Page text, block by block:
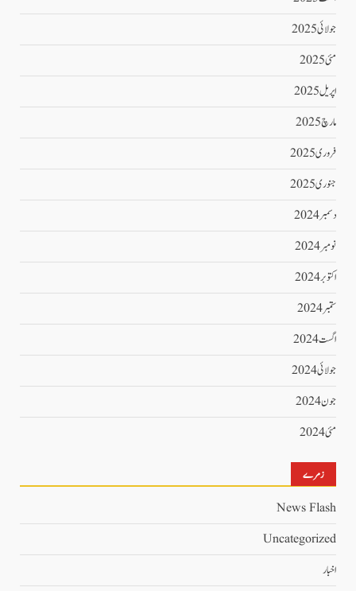
جولائی 2025
مئی 2025
اپریل 2025
مارچ 2025
فروری 2025
جنوری 2025
دسمبر 2024
نومبر 2024
اکتوبر 2024
ستمبر 2024
اگست 2024
جولائی 2024
جون 2024
مئی 2024
زمرے
News Flash
Uncategorized
اخبار